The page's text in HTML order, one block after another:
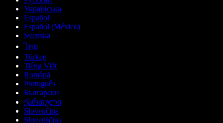
Українська
Español
Español (México)
Svenska
ไทย
Türkçe
Tiếng Việt
Română
Português
Български
ქართული
Slovenčina
Slovenščina